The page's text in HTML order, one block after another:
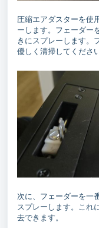
圧縮エアダスターを使
ーします。フェーダー
きにスプレーします。
優しく清掃してください
次に、フェーダーを一
スプレーします。これ
去できます。